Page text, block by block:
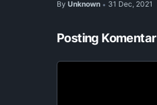
By Unknown • 31 Dec, 2021
Posting Komentar